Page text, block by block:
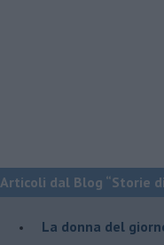
Articoli dal Blog “Storie
​La donna del